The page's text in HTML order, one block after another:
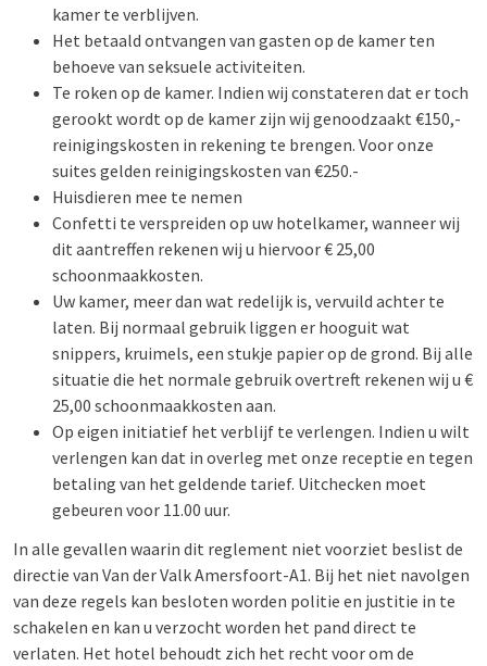
kamer te verblijven.
Het betaald ontvangen van gasten op de kamer ten
behoeve van seksuele activiteiten.
Te roken op de kamer. Indien wij constateren dat er toch
gerookt wordt op de kamer zijn wij genoodzaakt €150,-
reinigingskosten in rekening te brengen. Voor onze
suites gelden reinigingskosten van €250.-
Huisdieren mee te nemen
Confetti te verspreiden op uw hotelkamer, wanneer wij
dit aantreffen rekenen wij u hiervoor € 25,00
schoonmaakkosten.
Uw kamer, meer dan wat redelijk is, vervuild achter te
laten. Bij normaal gebruik liggen er hooguit wat
snippers, kruimels, een stukje papier op de grond. Bij alle
situatie die het normale gebruik overtreft rekenen wij u €
25,00 schoonmaakkosten aan.
Op eigen initiatief het verblijf te verlengen. Indien u wilt
verlengen kan dat in overleg met onze receptie en tegen
betaling van het geldende tarief. Uitchecken moet
gebeuren voor 11.00 uur.
In alle gevallen waarin dit reglement niet voorziet beslist de
directie van Van der Valk Amersfoort-A1. Bij het niet navolgen
van deze regels kan besloten worden politie en justitie in te
schakelen en kan u verzocht worden het pand direct te
verlaten. Het hotel behoudt zich het recht voor om de